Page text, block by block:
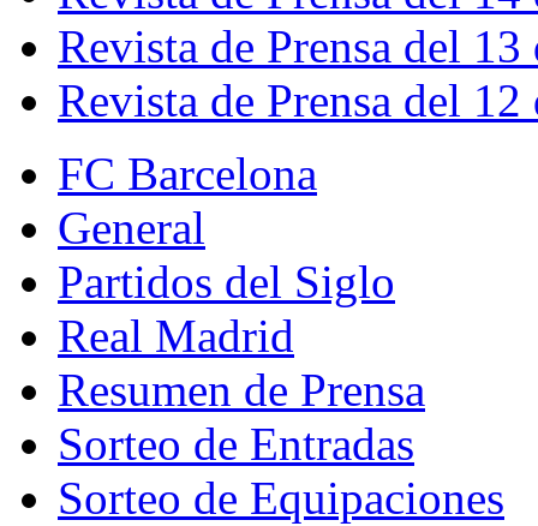
Revista de Prensa del
Revista de Prensa del
FC Barcelona
General
Partidos del Siglo
Real Madrid
Resumen de Prensa
Sorteo de Entradas
Sorteo de Equipaciones